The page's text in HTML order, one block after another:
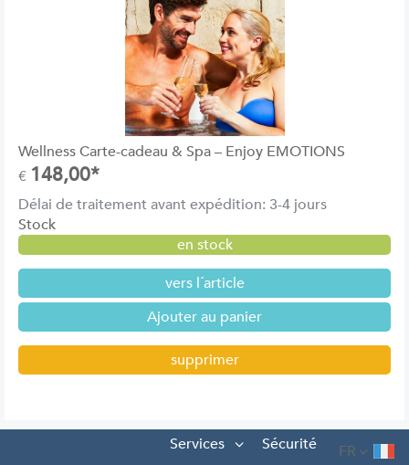
Wellness Carte-cadeau & Spa – Enjoy EMOTIONS
€ 148,00*
Délai de traitement avant expédition: 3-4 jours
Stock
en stock
vers l´article
supprimer
FR
Sécurité
Services